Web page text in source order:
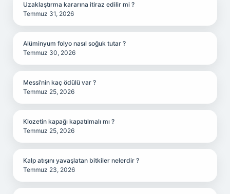
Uzaklaştırma kararına itiraz edilir mi ?
Temmuz 31, 2026
Alüminyum folyo nasıl soğuk tutar ?
Temmuz 30, 2026
Messi’nin kaç ödülü var ?
Temmuz 25, 2026
Klozetin kapağı kapatılmalı mı ?
Temmuz 25, 2026
Kalp atışını yavaşlatan bitkiler nelerdir ?
Temmuz 23, 2026